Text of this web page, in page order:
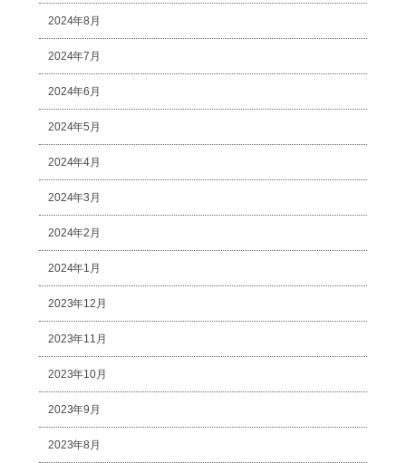
2024年8月
2024年7月
2024年6月
2024年5月
2024年4月
2024年3月
2024年2月
2024年1月
2023年12月
2023年11月
2023年10月
2023年9月
2023年8月